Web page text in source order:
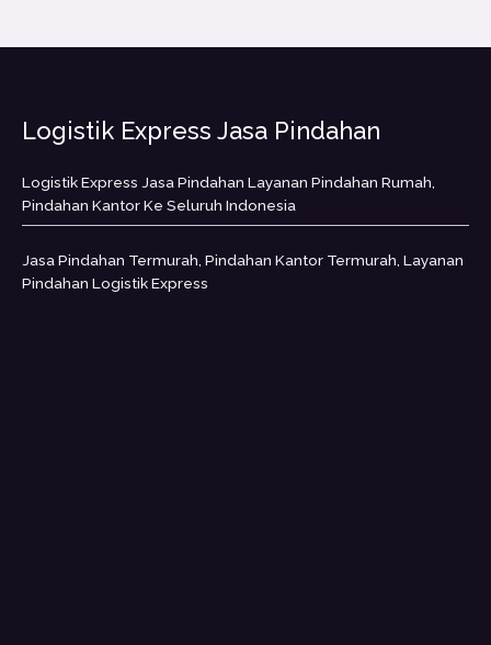
Logistik Express Jasa Pindahan
Logistik Express Jasa Pindahan Layanan Pindahan Rumah,
Pindahan Kantor Ke Seluruh Indonesia
Jasa Pindahan Termurah, Pindahan Kantor Termurah, Layanan
Pindahan Logistik Express